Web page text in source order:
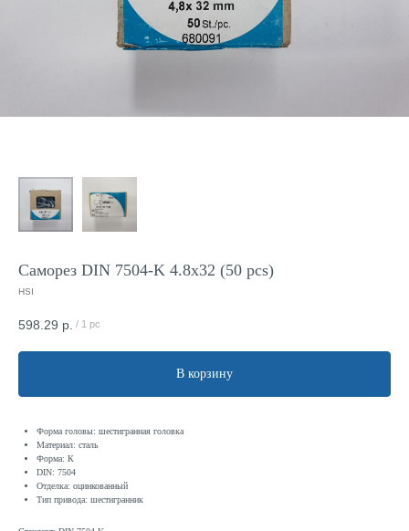
Саморез DIN 7504-K 4.8x32 (50 pcs)
HSI
598.29 р. / 1 pc
В корзину
Форма головы: шестигранная головка
Материал: сталь
Форма: К
DIN: 7504
Отделка: оцинкованный
Тип привода: шестигранник